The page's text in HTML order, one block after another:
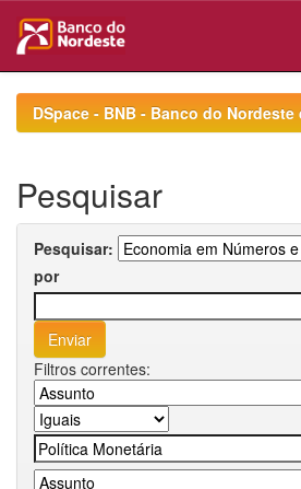
navigationDSpace - BNB - Banco do Nordeste
Pesquisar
Pesquisar:
por
Filtros correntes: